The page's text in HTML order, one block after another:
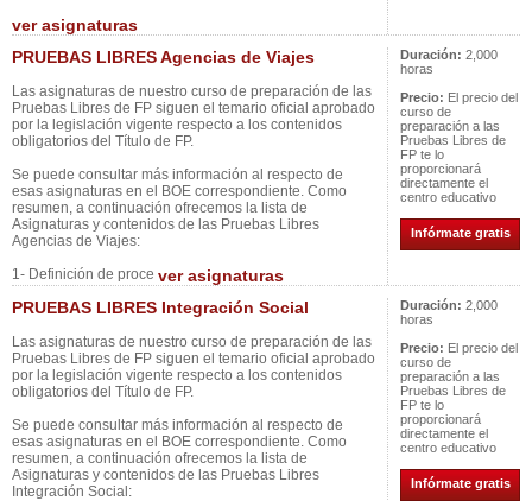
ver asignaturas
PRUEBAS LIBRES Agencias de Viajes
Las asignaturas de nuestro curso de preparación de las
Pruebas Libres de FP siguen el temario oficial aprobado
por la legislación vigente respecto a los contenidos
obligatorios del Título de FP.
Se puede consultar más información al respecto de
esas asignaturas en el BOE correspondiente. Como
resumen, a continuación ofrecemos la lista de
Asignaturas y contenidos de las Pruebas Libres
Agencias de Viajes:
1- Definición de proce ver asignaturas
Duración: 2,000
horas
Precio: El precio del
curso de
preparación a las
Pruebas Libres de
FP te lo
proporcionará
directamente el
centro educativo
Infórmate gratis
PRUEBAS LIBRES Integración Social
Las asignaturas de nuestro curso de preparación de las
Pruebas Libres de FP siguen el temario oficial aprobado
por la legislación vigente respecto a los contenidos
obligatorios del Título de FP.
Se puede consultar más información al respecto de
esas asignaturas en el BOE correspondiente. Como
resumen, a continuación ofrecemos la lista de
Asignaturas y contenidos de las Pruebas Libres
Integración Social:
Duración: 2,000
horas
Precio: El precio del
curso de
preparación a las
Pruebas Libres de
FP te lo
proporcionará
directamente el
centro educativo
Infórmate gratis